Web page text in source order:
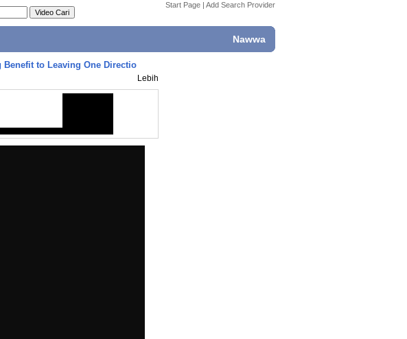
Start Page | Add Search Provider
Nawwa
to Leaving One Directio
Lebih